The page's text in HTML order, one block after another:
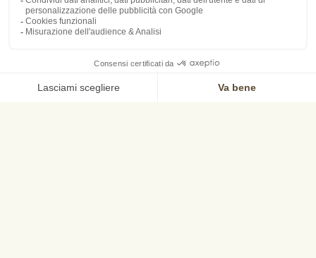
gli ospiti in un'atmosfera intima ed esclusiva. Una
raffinatezza inaudita che immerge i suoi ospiti privilegiati
l'impressione di perdersi tra le tante scale, le tante
terrazze, tutti gli spazi del Riad sono volutamente